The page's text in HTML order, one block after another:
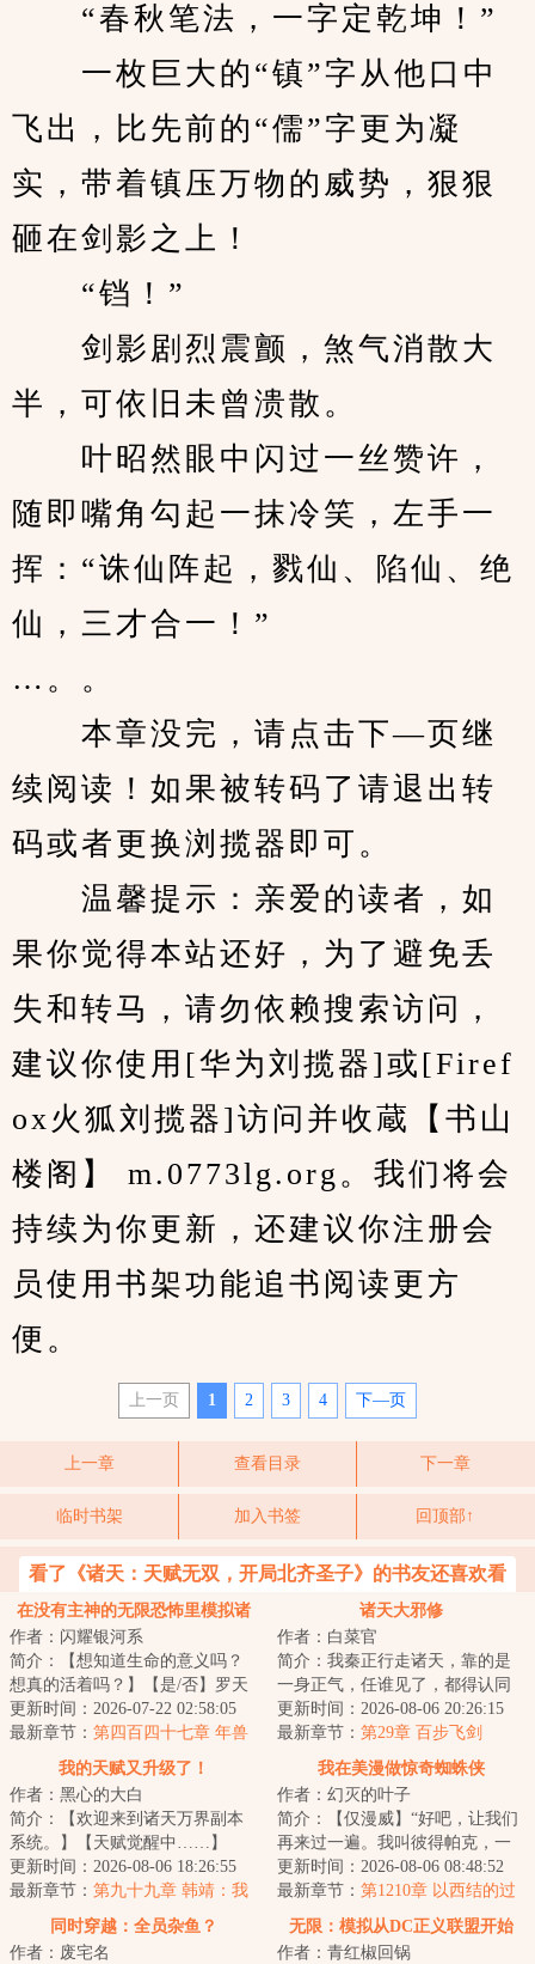
“春秋笔法，一字定乾坤！”
一枚巨大的“镇”字从他口中
飞出，比先前的“儒”字更为凝
实，带着镇压万物的威势，狠狠
砸在剑影之上！
“铛！”
剑影剧烈震颤，煞气消散大
半，可依旧未曾溃散。
叶昭然眼中闪过一丝赞许，
随即嘴角勾起一抹冷笑，左手一
挥：“诛仙阵起，戮仙、陷仙、绝
仙，三才合一！”
…。。
本章没完，请点击下—页继
续阅读！如果被转码了请退出转
码或者更换浏揽器即可。
温馨提示：亲爱的读者，如
果你觉得本站还好，为了避免丢
失和转马，请勿依赖搜索访问，
建议你使用[华为刘揽器]或[Firef
ox火狐刘揽器]访问并收蔵【书山
楼阁】 m.0773lg.org。我们将会
持续为你更新，还建议你注册会
员使用书架功能追书阅读更方
便。
上一页 1 2 3 4 下—页
上一章 查看目录 下一章
临时书架 加入书签 回顶部↑
看了《诸天：天赋无双，开局北齐圣子》的书友还喜欢看
在没有主神的无限恐怖里模拟诸
天
作者：闪耀银河系
简介：【想知道生命的意义吗？
想真的活着吗？】【是/否】罗天
点下了是。“然后呢？”“然后我的
存款就被...
更新时间：2026-07-22 02:58:05
最新章节： 第四百四十七章 年兽
诸天大邪修
作者：白菜官
简介：我秦正行走诸天，靠的是
一身正气，任谁见了，都得认同
我是正气的化身。正气：别来沾
边！一个邪修在...
更新时间：2026-08-06 20:26:15
最新章节： 第29章 百步飞剑
我的天赋又升级了！
作者：黑心的大白
简介：【欢迎来到诸天万界副本
系统。】【天赋觉醒中……】
【觉醒完毕！】【恭喜您，觉醒
了X级本命天赋：...
更新时间：2026-08-06 18:26:55
最新章节： 第九十九章 韩靖：我
擦，什么情况？（五更求票）
我在美漫做惊奇蜘蛛侠
作者：幻灭的叶子
简介：【仅漫威】“好吧，让我们
再来过一遍。我叫彼得帕克，一
个重生到漫威世界的穿越者，我
被一只基因改...
更新时间：2026-08-06 08:48:52
最新章节： 第1210章 以西结的过
去
同时穿越：全员杂鱼？
作者：废宅名
无限：模拟从DC正义联盟开始
作者：青红椒回锅